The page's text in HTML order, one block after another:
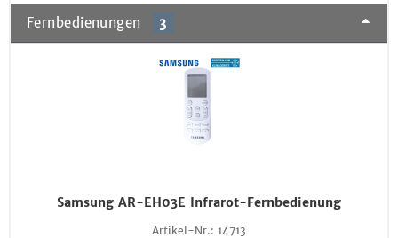
Fernbedienungen 3
Samsung AR-EH03E Infrarot-Fernbedienung
Artikel-Nr.: 14713